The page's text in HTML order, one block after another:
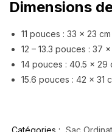
Dimensions
11 pouces : 33 x 23 cm
12 – 13.3 pouces : 37
14 pouces : 40.5 x 29
15.6 pouces : 42 x 31
Catégories : Sac